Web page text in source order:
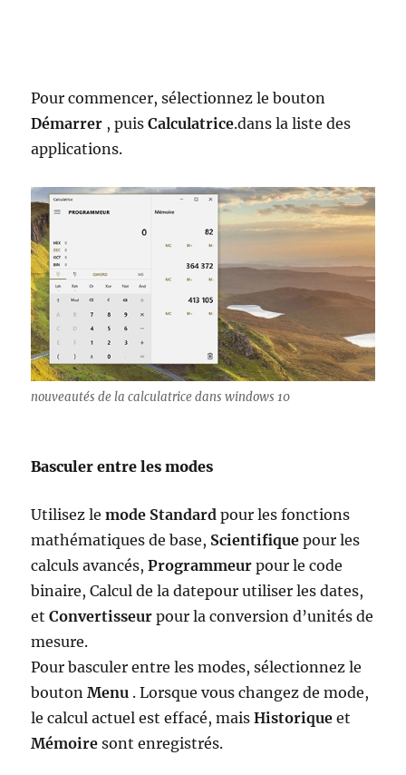
Pour commencer, sélectionnez le bouton
Démarrer , puisCalculatrice.dans la liste des
applications.
nouveautés de la calculatrice dans windows 10
Basculer entre les modes
Utilisez lemode Standard pour les fonctions
mathématiques de base, Scientifique pour les
calculs avancés,Programmeur pour le code
binaire, Calcul de la datepour utiliser les dates,
etConvertisseur pour la conversion d’unités de
mesure.
Pour basculer entre les modes, sélectionnez le
boutonMenu . Lorsque vous changez de mode,
le calcul actuel est effacé, maisHistorique et
Mémoire sont enregistrés.